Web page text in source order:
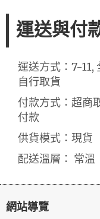
運送與付
運送方式：7-11,
自行取貨
付款方式：超商
付款
供貨模式：現貨
配送溫層： 常溫
網站導覽